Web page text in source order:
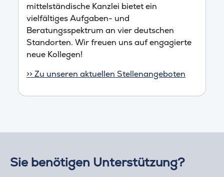
mittelständische Kanzlei bietet ein
vielfältiges Aufgaben- und
Beratungsspektrum an vier deutschen
Standorten. Wir freuen uns auf engagierte
neue Kollegen!
>> Zu unseren aktuellen Stellenangeboten
Sie benötigen Unterstützung?